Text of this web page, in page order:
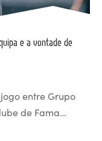
e a vontade de
entre Grupo
de Fama…